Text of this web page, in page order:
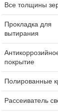
Все толщины
Прокладка для
вытирания
покрытие
Полированные
Рассеиватель